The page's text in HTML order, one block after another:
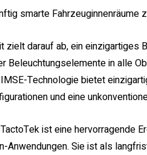
smarte Fahrzeuginnenräume
zielt darauf ab, ein
Beleuchtungselemente in alle
Technologie bietet
und eine
ist eine hervorragende
Anwendungen. Sie ist als